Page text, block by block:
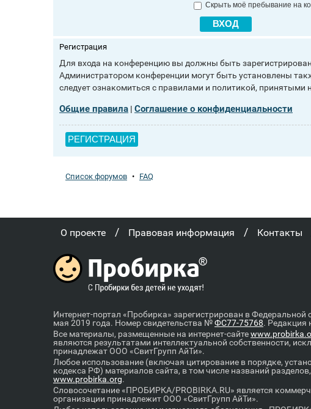
Скрыть моё пребывание на
Регистрация
Для входа на конференцию вы должны быть
Администратором конференции могут быть установлены
следует ознакомиться с правилами и политикой, принятыми
Общие правила | Соглашение о конфиденциальности
РЕГИСТРАЦИЯ
Список форумов • FAQ
О проекте / Правовая информация / Контакты
Интернет-портал «Пробирка» зарегистрирован в
мая 2019 года. Номер свидетельства №ФС77-75768. Редакция
Все материалы, размещенные на интернет-сайте
являются результатами интеллектуальной собственности,
принадлежат ООО «СвитГрупп АйТи».
Любое использование (включая цитирование в порядке,
кодекса РФ) материалов сайта, в том числе названий
www.probirka.org.
Словосочетание «ПРОБИРКА/PROBIRKA.RU» является
организации принадлежит ООО «СвитГрупп АйТи».